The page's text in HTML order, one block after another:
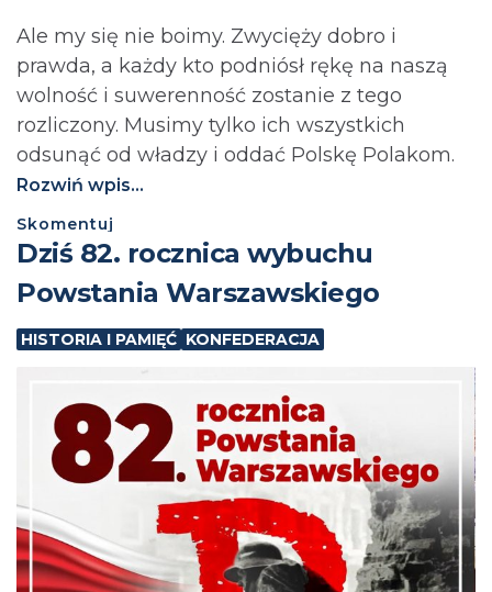
Ale my się nie boimy. Zwycięży dobro i
prawda, a każdy kto podniósł rękę na naszą
wolność i suwerenność zostanie z tego
rozliczony. Musimy tylko ich wszystkich
odsunąć od władzy i oddać Polskę Polakom.
Rozwiń wpis...
Skomentuj
Dziś 82. rocznica wybuchu
Powstania Warszawskiego
HISTORIA I PAMIĘĆ KONFEDERACJA